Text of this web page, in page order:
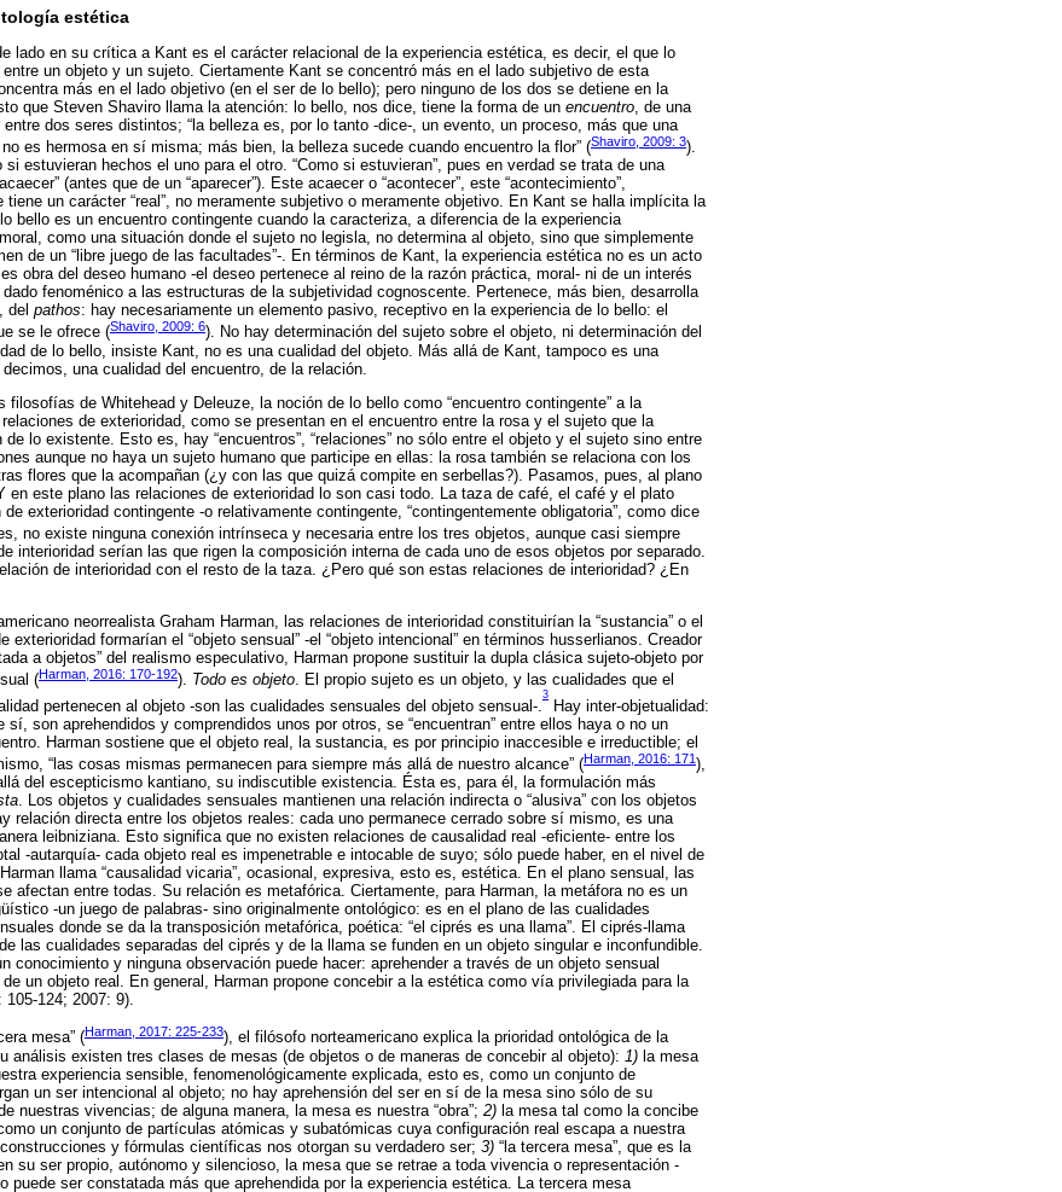
estética
lado en su crítica a Kant es el carácter relacional de la experiencia estética, es decir, el que lo
entre un objeto y un sujeto. Ciertamente Kant se concentró más en el lado subjetivo de esta
más en el lado objetivo (en el ser de lo bello); pero ninguno de los dos se detiene en la
que Steven Shaviro llama la atención: lo bello, nos dice, tiene la forma de un encuentro , de una
dos seres distintos; “la belleza es, por lo tanto -dice-, un evento, un proceso, más que una
es hermosa en sí misma; más bien, la belleza sucede cuando encuentro la flor” (Shaviro, 2009: 3).
estuvieran hechos el uno para el otro. “Como si estuvieran”, pues en verdad se trata de una
(antes que de un “aparecer”). Este acaecer o “acontecer”, este “acontecimiento”,
tiene un carácter “real”, no meramente subjetivo o meramente objetivo. En Kant se halla implícita la
bello es un encuentro contingente cuando la caracteriza, a diferencia de la experiencia
como una situación donde el sujeto no legisla, no determina al objeto, sino que simplemente
de un “libre juego de las facultades”-. En términos de Kant, la experiencia estética no es un acto
obra del deseo humano -el deseo pertenece al reino de la razón práctica, moral- ni de un interés
fenoménico a las estructuras de la subjetividad cognoscente. Pertenece, más bien, desarrolla
del pathos: hay necesariamente un elemento pasivo, receptivo en la experiencia de lo bello: el
se le ofrece (Shaviro, 2009: 6). No hay determinación del sujeto sobre el objeto, ni determinación del
de lo bello, insiste Kant, no es una cualidad del objeto. Más allá de Kant, tampoco es una
una cualidad del encuentro, de la relación.
filosofías de Whitehead y Deleuze, la noción de lo bello como “encuentro contingente” a la
de exterioridad, como se presentan en el encuentro entre la rosa y el sujeto que la
lo existente. Esto es, hay “encuentros”, “relaciones” no sólo entre el objeto y el sujeto sino entre
aunque no haya un sujeto humano que participe en ellas: la rosa también se relaciona con los
flores que la acompañan (¿y con las que quizá compite en serbellas?). Pasamos, pues, al plano
en este plano las relaciones de exterioridad lo son casi todo. La taza de café, el café y el plato
exterioridad contingente -o relativamente contingente, “contingentemente obligatoria”, como dice
no existe ninguna conexión intrínseca y necesaria entre los tres objetos, aunque casi siempre
interioridad serían las que rigen la composición interna de cada uno de esos objetos por separado.
de interioridad con el resto de la taza. ¿Pero qué son estas relaciones de interioridad? ¿En
neorrealista Graham Harman, las relaciones de interioridad constituirían la “sustancia” o el
exterioridad formarían el “objeto sensual” -el “objeto intencional” en términos husserlianos. Creador
a objetos” del realismo especulativo, Harman propone sustituir la dupla clásica sujeto-objeto por
(Harman, 2016: 170-192). Todo es objeto. El propio sujeto es un objeto, y las cualidades que el
pertenecen al objeto -son las cualidades sensuales del objeto sensual-.
3
Hay inter-objetualidad:
sí, son aprehendidos y comprendidos unos por otros, se “encuentran” entre ellos haya o no un
Harman sostiene que el objeto real, la sustancia, es por principio inaccesible e irreductible; el
“las cosas mismas permanecen para siempre más allá de nuestro alcance” (Harman, 2016: 171),
del escepticismo kantiano, su indiscutible existencia. Ésta es, para él, la formulación más
. Los objetos y cualidades sensuales mantienen una relación indirecta o “alusiva” con los objetos
relación directa entre los objetos reales: cada uno permanece cerrado sobre sí mismo, es una
leibniziana. Esto significa que no existen relaciones de causalidad real -eficiente- entre los
-autarquía- cada objeto real es impenetrable e intocable de suyo; sólo puede haber, en el nivel de
llama “causalidad vicaria”, ocasional, expresiva, esto es, estética. En el plano sensual, las
afectan entre todas. Su relación es metafórica. Ciertamente, para Harman, la metáfora no es un
-un juego de palabras- sino originalmente ontológico: es en el plano de las cualidades
donde se da la transposición metafórica, poética: “el ciprés es una llama”. El ciprés-llama
las cualidades separadas del ciprés y de la llama se funden en un objeto singular e inconfundible.
conocimiento y ninguna observación puede hacer: aprehender a través de un objeto sensual
un objeto real. En general, Harman propone concebir a la estética como vía privilegiada para la
124; 2007: 9).
mesa” (Harman, 2017: 225-233), el filósofo norteamericano explica la prioridad ontológica de la
análisis existen tres clases de mesas (de objetos o de maneras de concebir al objeto): 1) la mesa
experiencia sensible, fenomenológicamente explicada, esto es, como un conjunto de
un ser intencional al objeto; no hay aprehensión del ser en sí de la mesa sino sólo de su
nuestras vivencias; de alguna manera, la mesa es nuestra “obra”; 2) la mesa tal como la concibe
un conjunto de partículas atómicas y subatómicas cuya configuración real escapa a nuestra
y fórmulas científicas nos otorgan su verdadero ser; 3) “la tercera mesa”, que es la
su ser propio, autónomo y silencioso, la mesa que se retrae a toda vivencia o representación -
puede ser constatada más que aprehendida por la experiencia estética. La tercera mesa